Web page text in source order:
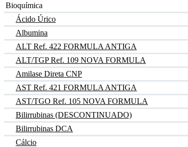
Bioquímica
Ácido Úrico
Albumina
ALT Ref. 422 FORMULA ANTIGA
ALT/TGP Ref. 109 NOVA FORMULA
Amilase Direta CNP
AST Ref. 421 FORMULA ANTIGA
AST/TGO Ref. 105 NOVA FORMULA
Bilirrubinas (DESCONTINUADO)
Bilirrubinas DCA
Cálcio